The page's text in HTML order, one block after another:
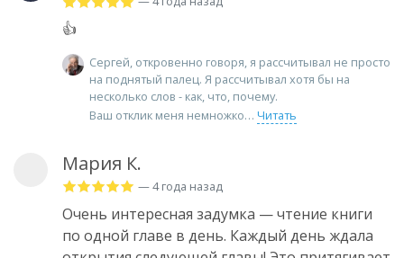
👍
Сергей, откровенно говоря, я рассчитывал не просто
на поднятый палец. Я рассчитывал хотя бы на
несколько слов - как, что, почему.
Ваш отклик меня немножко
Читать
Мария К.
— 4 года назад
Очень интересная задумка — чтение книги
по одной главе в день. Каждый день ждала